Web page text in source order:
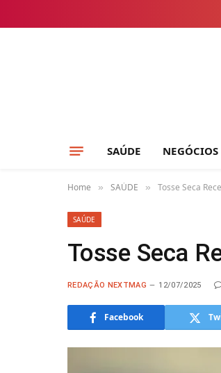
SAÚDE NEGÓCIOS
Home » SAÚDE » Tosse Seca
SAÚDE
Tosse Seca
REDAÇÃO NEXTMAG 12/07/2025
Facebook